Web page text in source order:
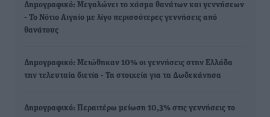
Δημογραφικό: Μεγαλώνει το χάσμα θανάτων και γεννήσεων
- Το Νότιο Αιγαίο με λίγο περισσότερες γεννήσεις από
θανάτους
Δημογραφικό: Μειώθηκαν 10% οι γεννήσεις στην Ελλάδα
την τελευταία διετία - Τα στοιχεία για τα Δωδεκάνησα
Δημογραφικό: Περαιτέρω μείωση 10,3% στις γεννήσεις το